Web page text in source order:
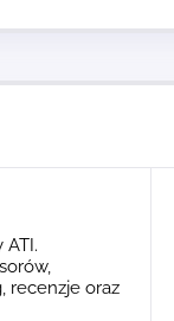
recenzje oraz